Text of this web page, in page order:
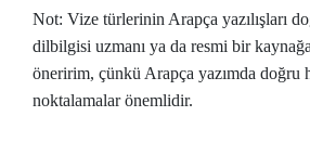
Not: Vize türlerinin Arapça yazılışları
dilbilgisi uzmanı ya da resmi bir kaynağa
öneririm, çünkü Arapça yazımda doğru
noktalamalar önemlidir.